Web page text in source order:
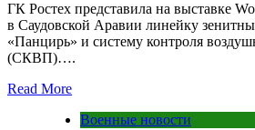
ГК Ростех представила на выставке
в Саудовской Аравии линейку
«Панцирь» и систему контроля
(СКВП)….
Read More
Военные новости